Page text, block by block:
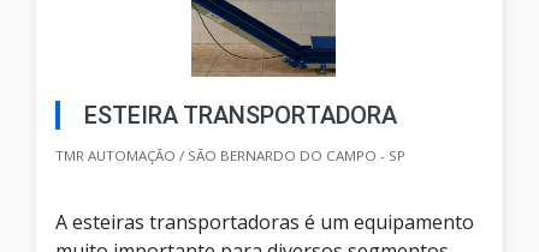
ESTEIRA TRANSPORTADORA
TMR AUTOMAÇÃO / SÃO BERNARDO DO CAMPO - SP
A esteiras transportadoras é um equipamento